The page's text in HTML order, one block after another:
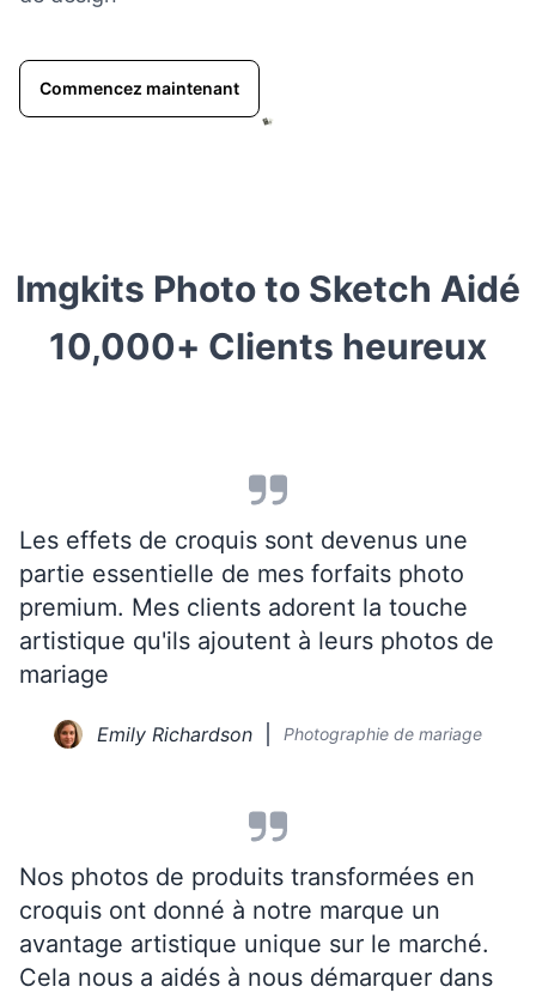
Commencez maintenant
Imgkits Photo to Sketch Aidé
10,000+ Clients heureux
Les effets de croquis sont devenus une
partie essentielle de mes forfaits photo
premium. Mes clients adorent la touche
artistique qu'ils ajoutent à leurs photos de
mariage
Emily Richardson Photographie de mariage
Nos photos de produits transformées en
croquis ont donné à notre marque un
avantage artistique unique sur le marché.
Cela nous a aidés à nous démarquer dans